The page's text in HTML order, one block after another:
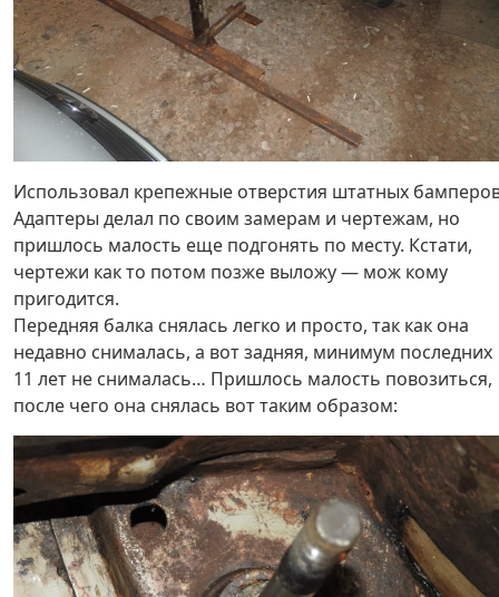
Использовал крепежные отверстия штатных
Адаптеры делал по своим замерам и чертежам, но
пришлось малость еще подгонять по месту. Кстати,
чертежи как то потом позже выложу — мож кому
пригодится.
Передняя балка снялась легко и просто, так как она
недавно снималась, а вот задняя, минимум последних
11 лет не снималась… Пришлось малость повозиться,
после чего она снялась вот таким образом: